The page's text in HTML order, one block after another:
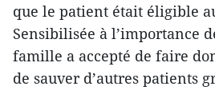
que le patient était éligible
Sensibilisée à l’importance
famille a accepté de faire
de sauver d’autres patients